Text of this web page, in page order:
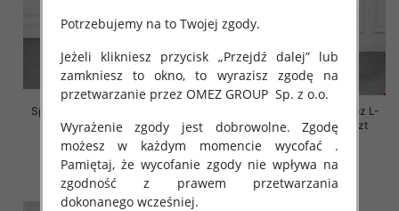
Spodnie damskie jeansy Roz L-
4XL, 1 Kolor Paczka 12 szt
54.00 zł
szczegóły
Spodnie damskie jeansy Roz L-
4XL, 1 Kolor Paczka 12 szt
54.00 zł
szczegóły
Potrzebujemy na to Twojej zgody.
Jeżeli klikniesz przycisk „Przejdź dalej” lub
zamkniesz to okno, to wyrazisz zgodę na
przetwarzanie przez OMEZ GROUP Sp. z o.o.
Wyrażenie zgody jest dobrowolne. Zgodę
możesz w każdym momencie wycofać .
Pamiętaj, że wycofanie zgody nie wpływa na
zgodność z prawem przetwarzania
dokonanego wcześniej.